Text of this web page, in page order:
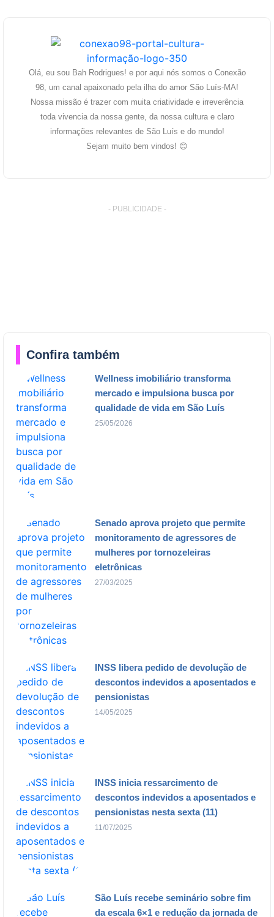
Olá, eu sou Bah Rodrigues! e por aqui nós somos o Conexão
98, um canal apaixonado pela ilha do amor São Luís-MA!
Nossa missão é trazer com muita criatividade e irreverência
toda vivencia da nossa gente, da nossa cultura e claro
informações relevantes de São Luís e do mundo!
Sejam muito bem vindos! 😊
- PUBLICIDADE -
Confira também
Wellness imobiliário transforma
mercado e impulsiona busca por
qualidade de vida em São Luís
25/05/2026
Senado aprova projeto que permite
monitoramento de agressores de
mulheres por tornozeleiras
eletrônicas
27/03/2025
INSS libera pedido de devolução de
descontos indevidos a aposentados e
pensionistas
14/05/2025
INSS inicia ressarcimento de
descontos indevidos a aposentados e
pensionistas nesta sexta (11)
11/07/2025
São Luís recebe seminário sobre fim
da escala 6×1 e redução da jornada de